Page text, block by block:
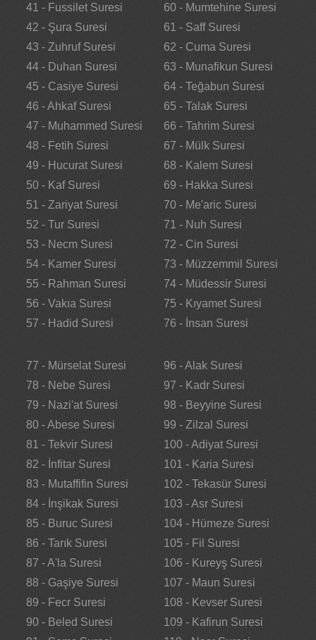
41 - Fussilet Suresi
42 - Şura Suresi
43 - Zuhruf Suresi
44 - Duhan Suresi
45 - Casiye Suresi
46 - Ahkaf Suresi
47 - Muhammed Suresi
48 - Fetih Suresi
49 - Hucurat Suresi
50 - Kaf Suresi
51 - Zariyat Suresi
52 - Tur Suresi
53 - Necm Suresi
54 - Kamer Suresi
55 - Rahman Suresi
56 - Vakıa Suresi
57 - Hadid Suresi
60 - Mumtehine Suresi
61 - Saff Suresi
62 - Cuma Suresi
63 - Munafikun Suresi
64 - Teğabun Suresi
65 - Talak Suresi
66 - Tahrim Suresi
67 - Mülk Suresi
68 - Kalem Suresi
69 - Hakka Suresi
70 - Me'aric Suresi
71 - Nuh Suresi
72 - Cin Suresi
73 - Müzzemmil Suresi
74 - Müdessir Suresi
75 - Kıyamet Suresi
76 - İnsan Suresi
77 - Mürselat Suresi
78 - Nebe Suresi
79 - Nazi'at Suresi
80 - Abese Suresi
81 - Tekvir Suresi
82 - İnfitar Suresi
83 - Mutaffifin Suresi
84 - İnşikak Suresi
85 - Buruc Suresi
86 - Tarık Suresi
87 - A'la Suresi
88 - Gaşiye Suresi
89 - Fecr Suresi
90 - Beled Suresi
96 - Alak Suresi
97 - Kadr Suresi
98 - Beyyine Suresi
99 - Zilzal Suresi
100 - Adiyat Suresi
101 - Karia Suresi
102 - Tekasür Suresi
103 - Asr Suresi
104 - Hümeze Suresi
105 - Fil Suresi
106 - Kureyş Suresi
107 - Maun Suresi
108 - Kevser Suresi
109 - Kafirun Suresi